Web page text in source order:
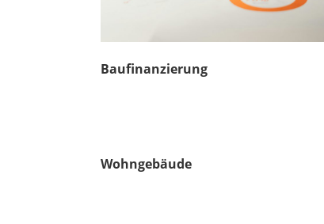
Baufinanzierung
Wohngebäude